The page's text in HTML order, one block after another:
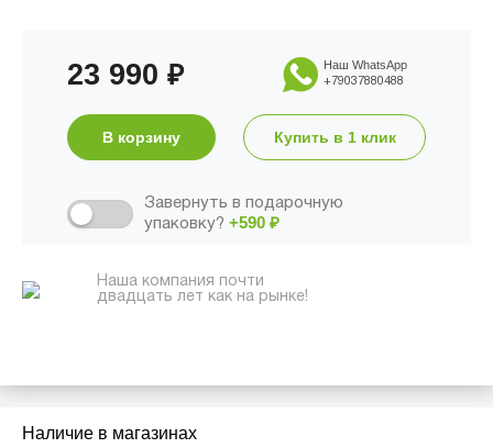
23 990 ₽ Наш WhatsApp
+79037880488
В корзину Купить в 1 клик
Завернуть в подарочную
упаковку? +590 ₽
Наша компания почти
двадцать лет как на рынке!
Наличие в магазинах